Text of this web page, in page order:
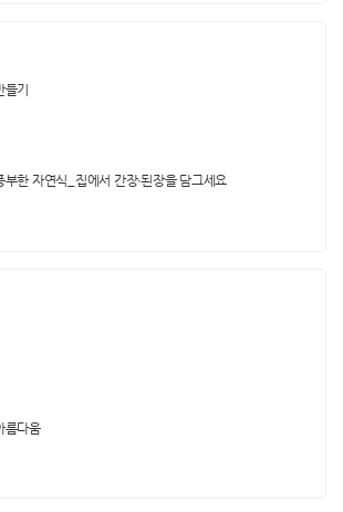
들기
부한 자연식_집에서 간장∙된장을 담그세요
름다움